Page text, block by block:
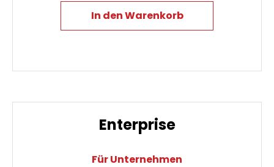
In den Warenkorb
Enterprise
Für Unternehmen